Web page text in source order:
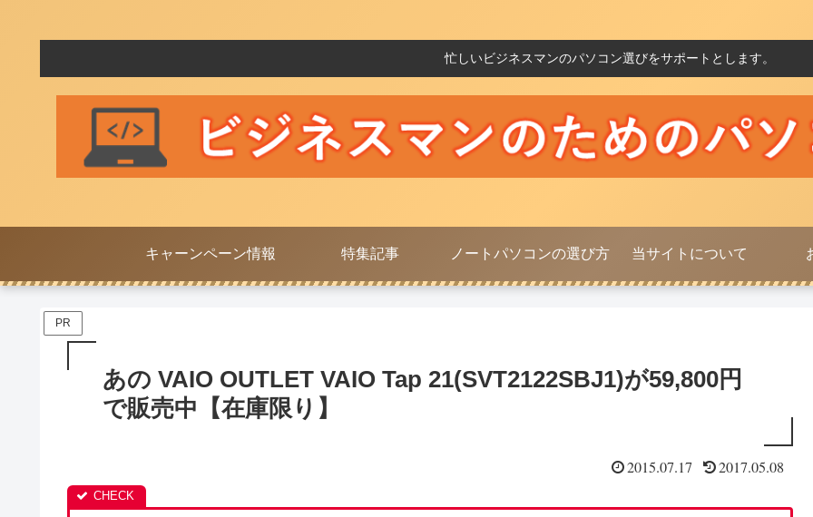
忙しいビジネスマンのパソコン選びをサポートとします。
キャーンペーン情報 特集記事 ノートパソコンの選び方 当サイトについて
PR
あの VAIO OUTLET VAIO Tap 21(SVT2122SBJ1)が59,800円
で販売中【在庫限り】
2015.07.17 2017.05.08